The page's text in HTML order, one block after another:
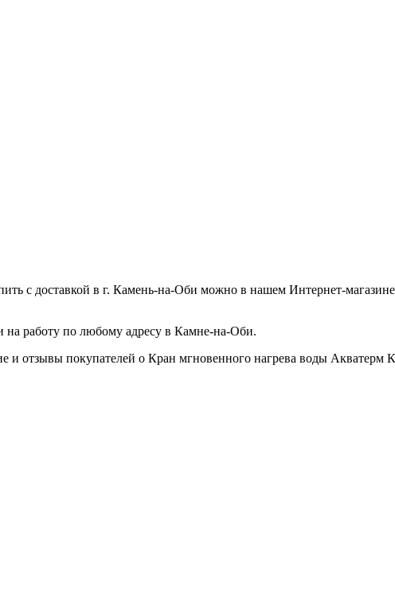
с доставкой в г. Камень-на-Оби можно в нашем Интернет-
на работу по любому адресу в Камне-на-Оби.
и отзывы покупателей о Кран мгновенного нагрева воды